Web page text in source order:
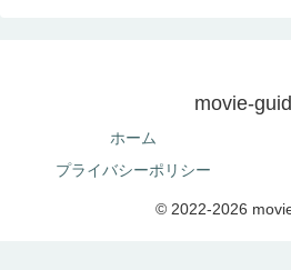
movie-
ホーム
プライバシーポリシー
© 2022-2026